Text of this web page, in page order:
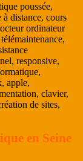
poussée,
distance, cours
ordinateur
responsive,
apple,
clavier,
de sites,
en Seine